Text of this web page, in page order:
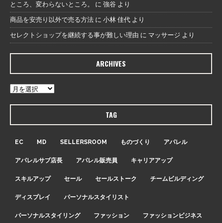
ところ、変わらないところ。
に 強谷 より
商品を安売り以外で売る方法 に 小林 佳代 より
セレクトショップを継続する事が難しい理由 に マッサージ より
ARCHIVES
TAG
EC MD SELLERSROOM ものづくり アパレル
アパレルサブ店長 アパレル販売員 キャリアアップ
スキルアップ セール セールストーク チームビルディング
ディスプレイ パーソナルスタイリスト
パーソナルスタイリング ファッション ファッションビジネス